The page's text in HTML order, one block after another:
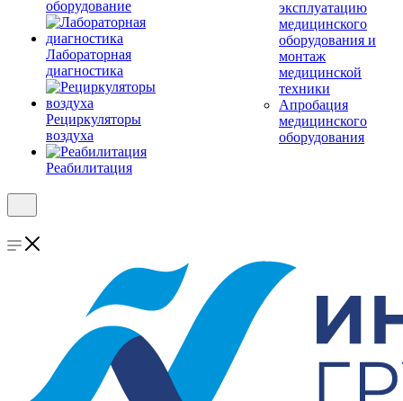
оборудование
Лабораторная
диагностика
Рециркуляторы
воздуха
Реабилитация
эксплуатацию
медицинского
оборудования и
монтаж
медицинской
техники
Апробация
медицинского
оборудования